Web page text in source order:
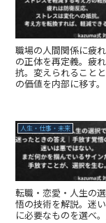
職場の人間関係に疲
の正体を再定義。疲
抗。変えられること
の価値を内部に移す。
人生・仕事・未来
転職・恋愛・人生の
悟の技術を解説。迷
に必要なものを選べ